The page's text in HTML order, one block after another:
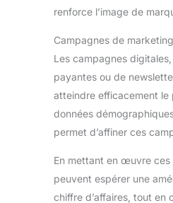
renforce l’image de
Campagnes de
Les campagnes
payantes ou de
atteindre efficacement le
données
permet d’affiner ces
En mettant en œuvre ces
peuvent espérer une
chiffre d’affaires, tout en